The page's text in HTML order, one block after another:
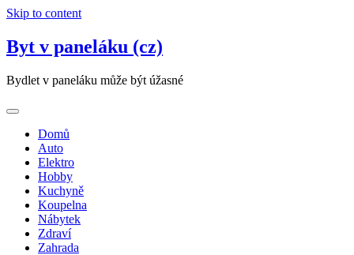
Skip to content
Byt v paneláku (cz)
Bydlet v paneláku může být úžasné
Domů
Auto
Elektro
Hobby
Kuchyně
Koupelna
Nábytek
Zdraví
Zahrada